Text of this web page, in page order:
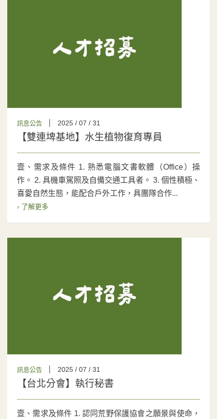
訊息公告 2025 / 07 / 31
【雙連埤基地】水生植物復育專員
壹、需求及條件 1. 熟悉電腦文書軟體（Office）操
作。 2. 具機車駕照及自備交通工具者。 3. 個性積極、
喜愛自然生態，能配合戶外工作，具團隊合作...
› 了解更多
訊息公告 2025 / 07 / 31
【台北分會】執行秘書
壹、需求及條件 1. 認同荒野保護協會之願景與使命，